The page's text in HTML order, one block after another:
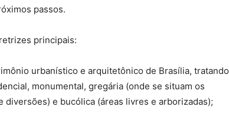
passos.
principais:
urbanístico e arquitetônico de Brasília, tratando
monumental, gregária (onde se situam os
e bucólica (áreas livres e arborizadas);